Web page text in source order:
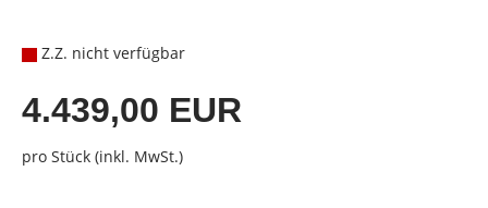
Z.Z. nicht verfügbar
4.439,00 EUR
pro Stück (inkl. MwSt.)